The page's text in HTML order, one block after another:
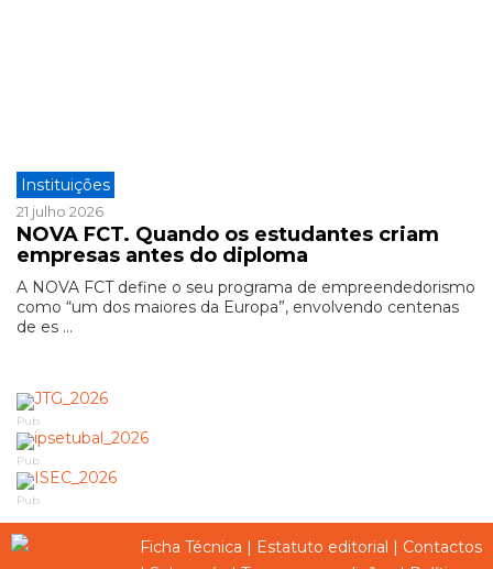
Instituições
21 julho 2026
NOVA FCT. Quando os estudantes criam
empresas antes do diploma
A NOVA FCT define o seu programa de empreendedorismo
como “um dos maiores da Europa”, envolvendo centenas
de es ...
Pub
Pub
Pub
Ficha Técnica | Estatuto editorial | Contactos